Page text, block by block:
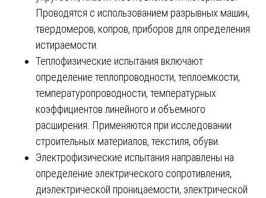
Проводятся с использованием разрывных машин,
твердомеров, копров, приборов для определения
истираемости.
Теплофизические испытания включают
определение теплопроводности, теплоемкости,
температуропроводности, температурных
коэффициентов линейного и объемного
расширения. Применяются при исследовании
строительных материалов, текстиля, обуви.
Электрофизические испытания направлены на
определение электрического сопротивления,
диэлектрической проницаемости, электрической